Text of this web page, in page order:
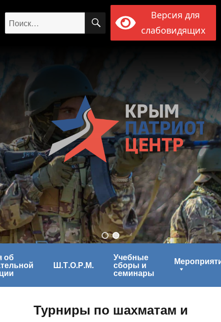
Искать: ПОИСК
Версия для
слабовидящих
об
Ш.Т.О.Р.М.
Учебные
сборы и
семинары
Турниры по шахматам и